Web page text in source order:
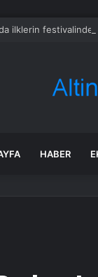
ilklerin festivalinde
HABER